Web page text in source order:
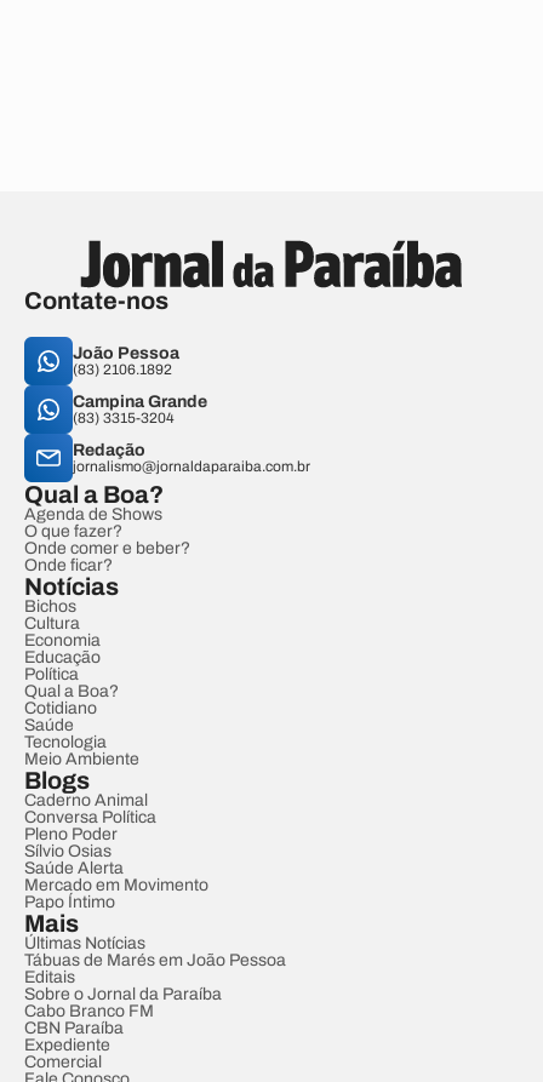
Contate-nos
João Pessoa
(83) 2106.1892
Campina Grande
(83) 3315-3204
Redação
jornalismo@jornaldaparaiba.com.br
Qual a Boa?
Agenda de Shows
O que fazer?
Onde comer e beber?
Onde ficar?
Notícias
Bichos
Cultura
Economia
Educação
Política
Qual a Boa?
Cotidiano
Saúde
Tecnologia
Meio Ambiente
Blogs
Caderno Animal
Conversa Política
Pleno Poder
Sílvio Osias
Saúde Alerta
Mercado em Movimento
Papo Íntimo
Mais
Últimas Notícias
Tábuas de Marés em João Pessoa
Editais
Sobre o Jornal da Paraíba
Cabo Branco FM
CBN Paraíba
Expediente
Comercial